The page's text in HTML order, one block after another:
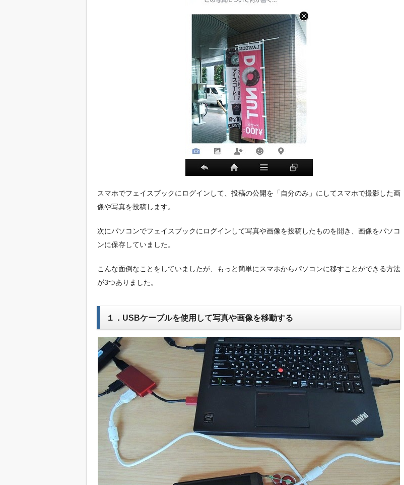
スマホでフェイスブックにログインして、投稿の公開を「自分のみ」にしてスマホで撮影した画
像や写真を投稿します。
次にパソコンでフェイスブックにログインして写真や画像を投稿したものを開き、画像をパソコ
ンに保存していました。
こんな面倒なことをしていましたが、もっと簡単にスマホからパソコンに移すことができる方法
が3つありました。
１．USBケーブルを使用して写真や画像を移動する